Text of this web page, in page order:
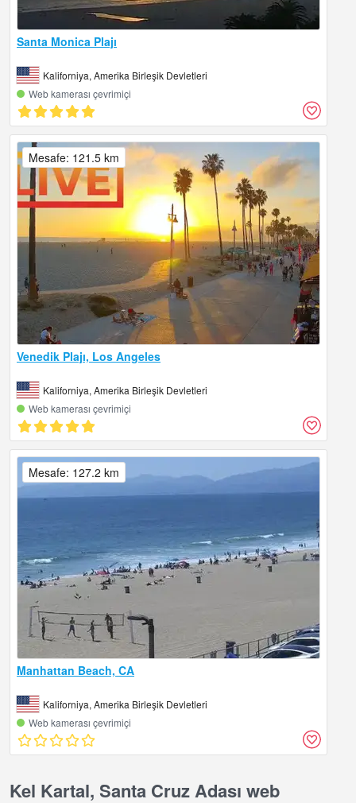
Santa Monica Plajı
Kaliforniya, Amerika Birleşik Devletleri
Web kamerası çevrimiçi
Venedik Plajı, Los Angeles
Kaliforniya, Amerika Birleşik Devletleri
Web kamerası çevrimiçi
Mesafe: 121.5 km
Manhattan Beach, CA
Kaliforniya, Amerika Birleşik Devletleri
Web kamerası çevrimiçi
Mesafe: 127.2 km
Kel Kartal, Santa Cruz Adası web